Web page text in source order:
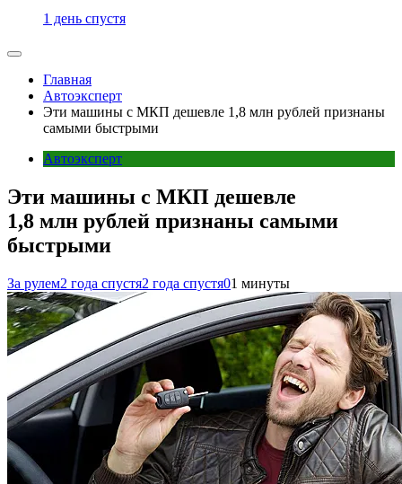
1 день спустя
Главная
Автоэксперт
Эти машины с МКП дешевле 1,8 млн рублей признаны
самыми быстрыми
Автоэксперт
Эти машины с МКП дешевле
1,8 млн рублей признаны самыми
быстрыми
За рулем2 года спустя2 года спустя01 минуты